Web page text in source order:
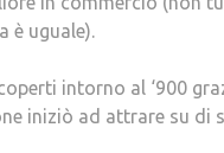
è uguale).
intorno al ‘900
iniziò ad attrare su di